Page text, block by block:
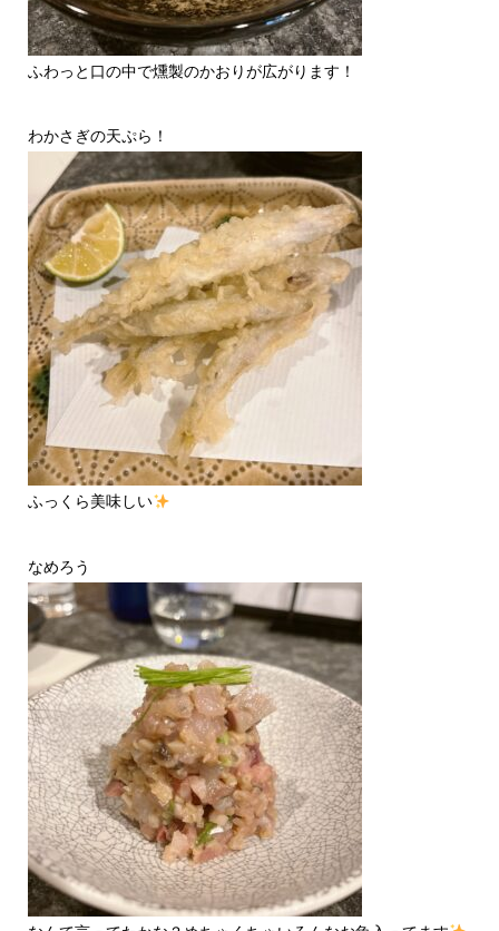
ふわっと口の中で燻製のかおりが広がります！
わかさぎの天ぷら！
ふっくら美味しい
なめろう